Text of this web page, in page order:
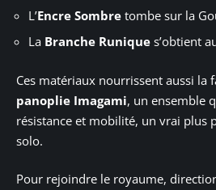
L’Encre Sombre tombe sur la
La Branche Runique s’obtient
Ces matériaux nourrissent aussi la
panoplie Imagami, un ensemble
résistance et mobilité, un vrai plus
solo.
Pour rejoindre le royaume,